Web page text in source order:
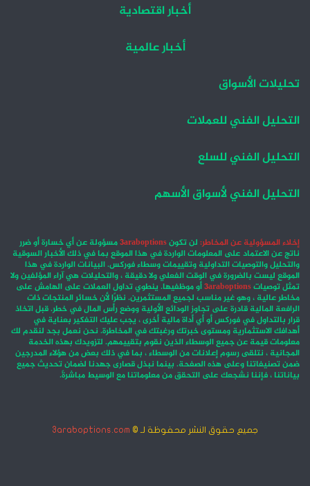
أخبار اقتصادية
أخبار عالمية
تحليلات الأسواق
التحليل الفني للعملات
التحليل الفني للسلع
التحليل الفني لأسواق الأسهم
إخلاء المسؤولية عن المخاطر: لن تكون3araboptionsمسؤولة عن أي خسارة أو ضرر
ناتج عن الاعتماد على المعلومات الواردة في هذا الموقع بما في ذلك الأخبار السوقية
والتحليل والتوصيات التداولية وتقييمات وسطاء فوركس. البيانات الواردة في هذا
الموقع ليست بالضرورة في الوقت الفعلي ولا دقيقة ، والتحليلات هي آراء المؤلفين ولا
تمثل توصيات3araboptionsأو موظفيها. ينطوي تداول العملات على الهامش على
مخاطر عالية ، وهو غير مناسب لجميع المستثمرين. نظرًا لأن خسائر المنتجات ذات
الرافعة المالية قادرة على تجاوز الودائع الأولية ووضع رأس المال في خطر. قبل اتخاذ
قرار بالتداول في فوركس أو أي أداة مالية أخرى ، يجب عليك التفكير بعناية في
أهدافك الاستثمارية ومستوى خبرتك ورغبتك في المخاطرة. نحن نعمل بجد لنقدم لك
معلومات قيمة عن جميع الوسطاء الذين نقوم بتقييمهم. لتزويدك بهذه الخدمة
المجانية ، نتلقى رسوم إعلانات من الوسطاء ، بما في ذلك بعض من هؤلاء المدرجين
ضمن تصنيفاتنا وعلى هذه الصفحة. بينما نبذل قصارى جهدنا لضمان تحديث جميع
بياناتنا ، فإننا نشجعك على التحقق من معلوماتنا مع الوسيط مباشرةً.
جميع حقوق النشر محفوظة لـ © 3araboptions.com